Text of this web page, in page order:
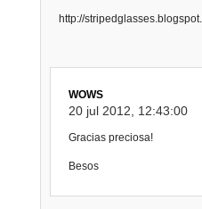
http://
WOWS
20 jul 2012, 12:43:00
Gracias preciosa!
Besos